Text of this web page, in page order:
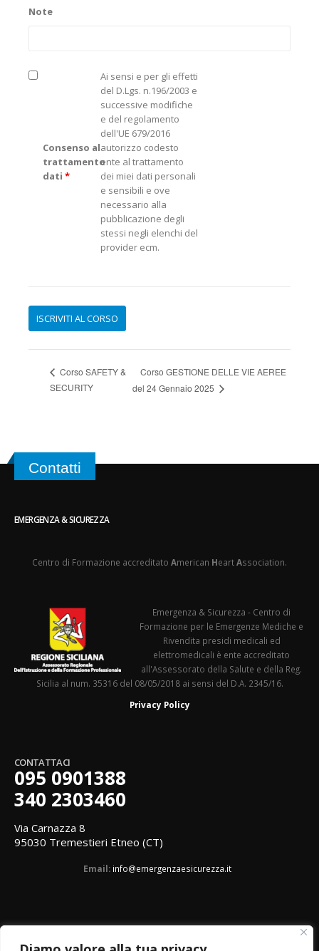
Note
Consenso al
trattamento
dati*
Ai sensi e per gli effetti
del D.Lgs. n.196/2003 e
successive modifiche
e del regolamento
dell'UE 679/2016
autorizzo codesto
ente al trattamento
dei miei dati personali
e sensibili e ove
necessario alla
pubblicazione degli
stessi negli elenchi del
provider ecm.
Corso SAFETY &
SECURITY
Corso GESTIONE DELLE VIE AEREE
del 24 Gennaio 2025
Contatti
EMERGENZA & SICUREZZA
Centro di Formazione accreditato American HeartAssociation.
Emergenza & Sicurezza - Centro di
Formazione per le Emergenze Mediche e
Rivendita presidi medicali ed
elettromedicali è ente accreditato
all'Assessorato della Salute e della Reg.
Sicilia al num. 35316 del 08/05/2018 ai sensi del D.A. 2345/16.
Privacy Policy
CONTATTACI
095 0901388
340 2303460
Via Carnazza 8
95030 Tremestieri Etneo (CT)
Email: info@emergenzaesicurezza.it